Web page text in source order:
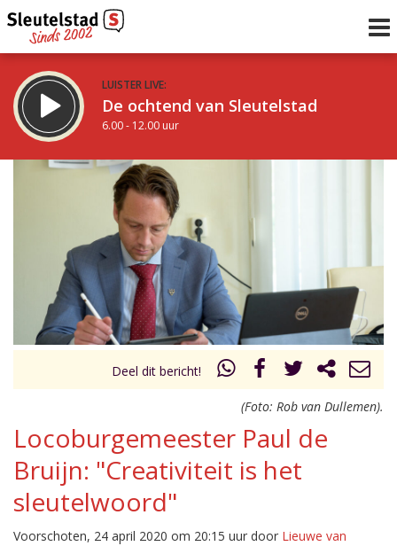
LUISTER LIVE:
De ochtend van Sleutelstad
6.00 - 12.00 uur
STRAKS:
De middag van Sleutelstad
uur 1 van 0
Inklappen
Deel dit bericht!
(Foto: Rob van Dullemen).
Locoburgemeester Paul de
Bruijn: "Creativiteit is het
sleutelwoord"
Voorschoten, 24 april 2020 om 20:15 uur door Lieuwe van